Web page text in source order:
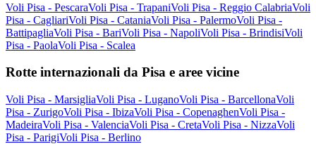
Voli Pisa - PescaraVoli Pisa - TrapaniVoli Pisa - Reggio CalabriaVoli
Pisa - CagliariVoli Pisa - CataniaVoli Pisa - PalermoVoli Pisa -
BattipagliaVoli Pisa - BariVoli Pisa - NapoliVoli Pisa - BrindisiVoli
Pisa - PaolaVoli Pisa - Scalea
Rotte internazionali da Pisa e aree vicine
Voli Pisa - MarsigliaVoli Pisa - LuganoVoli Pisa - BarcellonaVoli
Pisa - ZurigoVoli Pisa - IbizaVoli Pisa - CopenaghenVoli Pisa -
MadeiraVoli Pisa - ValenciaVoli Pisa - CretaVoli Pisa - NizzaVoli
Pisa - ParigiVoli Pisa - Berlino